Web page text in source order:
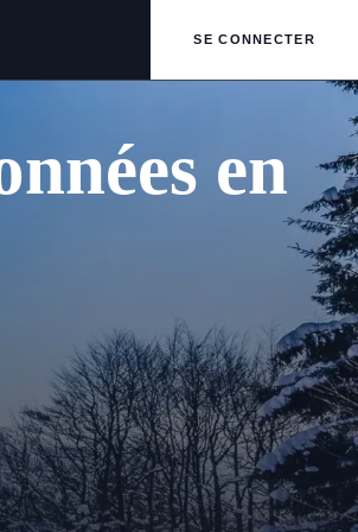
SE CONNECTER
en